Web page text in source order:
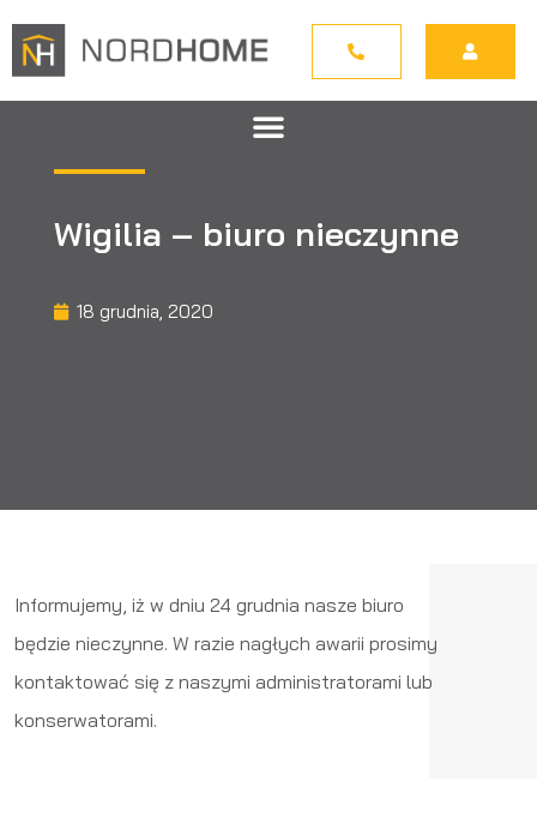
Wigilia – biuro nieczynne
18 grudnia, 2020
Informujemy, iż w dniu 24 grudnia nasze biuro
będzie nieczynne. W razie nagłych awarii prosimy
kontaktować się z naszymi administratorami lub
konserwatorami.